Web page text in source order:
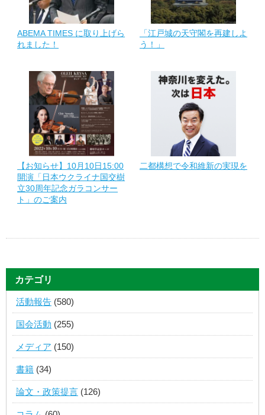
ABEMA TIMES に取り上げら
れました！
「江戸城の天守閣を再建しよ
う！」
【お知らせ】10月10日15:00
開演「日本ウクライナ国交樹
立30周年記念ガラコンサー
ト」のご案内
二都構想で令和維新の実現を
カテゴリ
活動報告 (580)
国会活動 (255)
メディア (150)
書籍 (34)
論文・政策提言 (126)